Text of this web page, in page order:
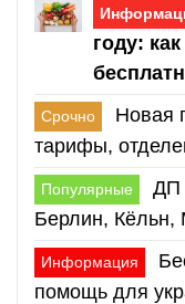
году:
Срочно
Новая
тарифы,
Популярные
ДП
Берлин,
Информация
помощь для